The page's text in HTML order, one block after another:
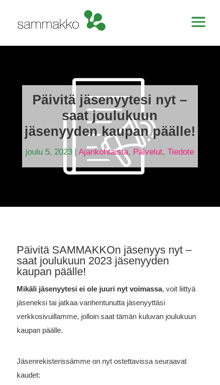
Päivitä jäsenyytesi nyt –
saat joulukuun
jäsenyyden kaupan päälle!
joulu 5, 2023 |Ajankohtaista, Palvelut,Tiedote
Päivitä SAMMAKKOn jäsenyys nyt –
saat joulukuun 2023 jäsenyyden
kaupan päälle!
Mikäli jäsenyytesi ei ole juuri nyt voimassa, voit liittyä
jäseneksi tai jatkaa vanhentunutta jäsenyyttäsi
verkkosivuillamme, jolloin saat tämän kuluvan joulukuun
kaupan päälle.
Jäsenrekisterissämme on nyt ostettavissa seuraavat
kaudet: